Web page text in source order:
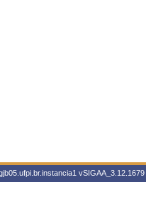
vSIGAA_3.12.1679